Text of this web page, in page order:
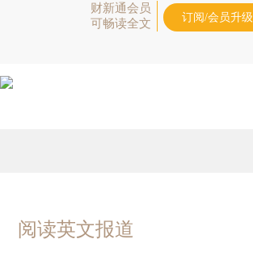
财新通会员
可畅读全文
订阅/会员升级
阅读英文报道